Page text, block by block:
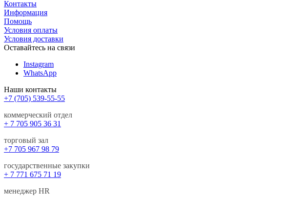
Контакты
Информация
Помощь
Условия оплаты
Условия доставки
Оставайтесь на связи
Instagram
WhatsApp
Наши контакты
+7 (705) 539-55-55
коммерческий отдел
+ 7 705 905 36 31
торговый зал
+7 705 967 98 79
государственные закупки
+ 7 771 675 71 19
менеджер HR